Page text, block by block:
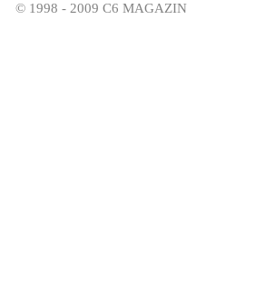
© 1998 - 2009 C6 MAGAZIN